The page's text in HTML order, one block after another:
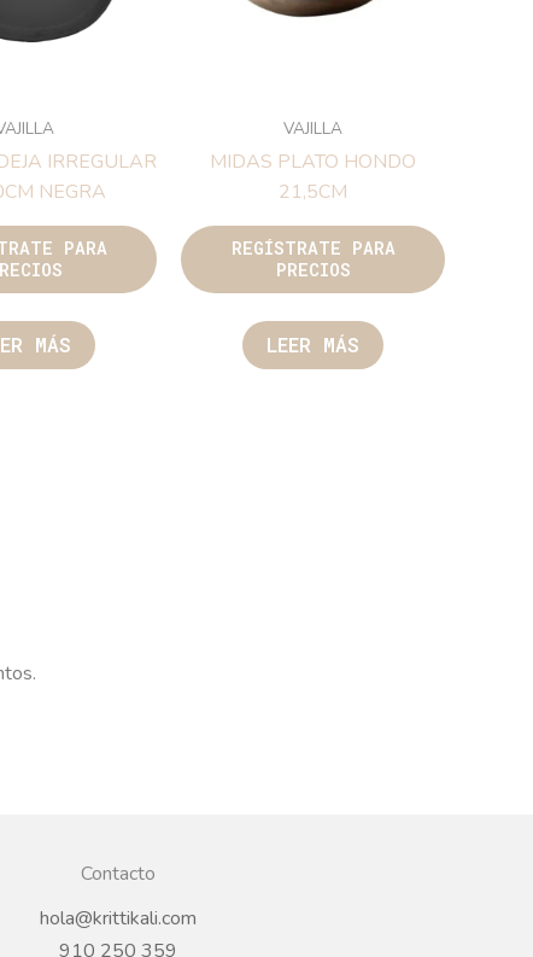
IRREGULAR
NEGRA
PARA
MÁS
VAJILLA
MIDAS PLATO HONDO
21,5CM
REGÍSTRATE PARA
PRECIOS
LEER MÁS
Contacto
hola@krittikali.com
910 250 359